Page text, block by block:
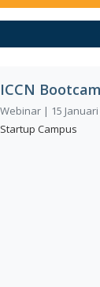
ICCN
Webinar | 15 Januari
Startup Campus